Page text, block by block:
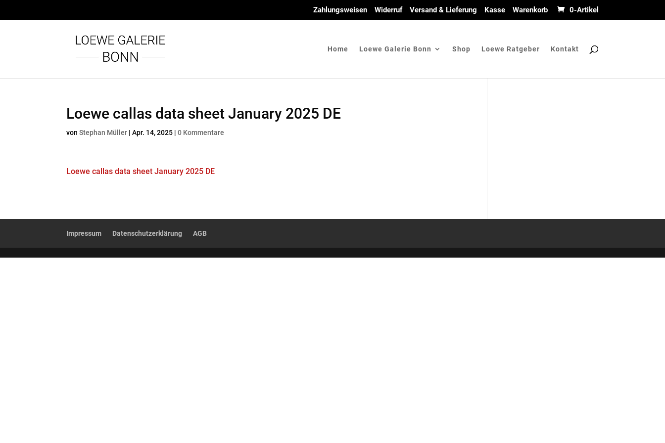
Zahlungsweisen Widerruf Versand & Lieferung Kasse Warenkorb 0-Artikel
Home Loewe Galerie Bonn Shop Loewe Ratgeber Kontakt
Loewe callas data sheet January 2025 DE
vonStephan Müller |Apr. 14, 2025 |0 Kommentare
Loewe callas data sheet January 2025 DE
Impressum Datenschutzerklärung AGB